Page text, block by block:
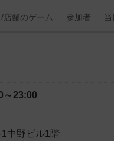
店舗のゲーム 参加者 当
～23:00
中野ビル1階